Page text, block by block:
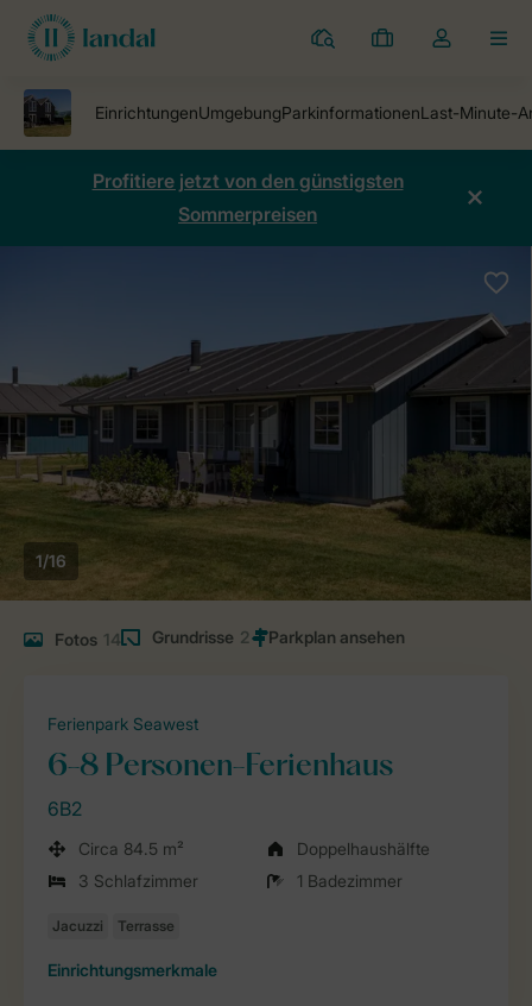
Ferienparks
Meine
Dropdown-
öffnen
Profitiere jetzt von den günstigsten
Sommerpreisen
1/16
Fotos 14 Grundrisse 2
Ferienpark Seawest
6-8 Personen-Ferienhaus
6B2
Circa 84.5 m²
Doppelhaushälfte
3 Schlafzimmer
1 Badezimmer
Einrichtungsmerkmale